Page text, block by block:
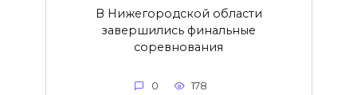
В Нижегородской области
завершились финальные
соревнования
0 178